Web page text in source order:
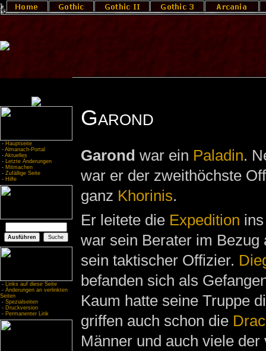
- Hauptseite
- Almanach-Portal
- Aktuelles
- Letzte Änderungen
- Mitmachen
- Zufällige Seite
- Hilfe
- Links auf diese Seite
- Änderungen an verlinkten
Seiten
- Spezialseiten
- Druckversion
- Permanenter Link
Garond
Garond war ein Paladin.
war er der zweithöchste
ganz Khorinis.
Er leitete die Expedition
war sein Berater im
sein taktischer Offizier.
befanden sich als
Kaum hatte seine Truppe
griffen auch schon die
Männer und auch viele der